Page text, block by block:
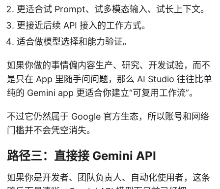
更适合试 Prompt、试多模态输入、试长上下文。
更接近后续 API 接入的工作方式。
适合做模型选择和能力验证。
如果你做的事情偏内容生产、研究、开发试验，而不
是只在 App 里随手问问题，那么 AI Studio 往往比单
纯的 Gemini app 更适合你建立“可复用工作流”。
不过它仍然属于 Google 官方生态，所以账号和网络
门槛并不会凭空消失。
路径三：直接接 Gemini API
如果你是开发者、团队负责人、自动化使用者，这条